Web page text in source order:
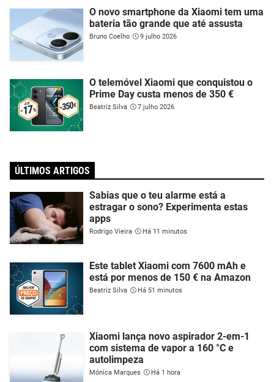
O novo smartphone da Xiaomi tem uma
bateria tão grande que até assusta
Bruno Coelho 9 julho 2026
O telemóvel Xiaomi que conquistou o
Prime Day custa menos de 350 €
Beatriz Silva 7 julho 2026
ÚLTIMOS ARTIGOS
Sabias que o teu alarme está a
estragar o sono? Experimenta estas
apps
Rodrigo Vieira Há 11 minutos
Este tablet Xiaomi com 7600 mAh e
está por menos de 150 € na Amazon
Beatriz Silva Há 51 minutos
Xiaomi lança novo aspirador 2-em-1
com sistema de vapor a 160 °C e
autolimpeza
Mónica Marques Há 1 hora